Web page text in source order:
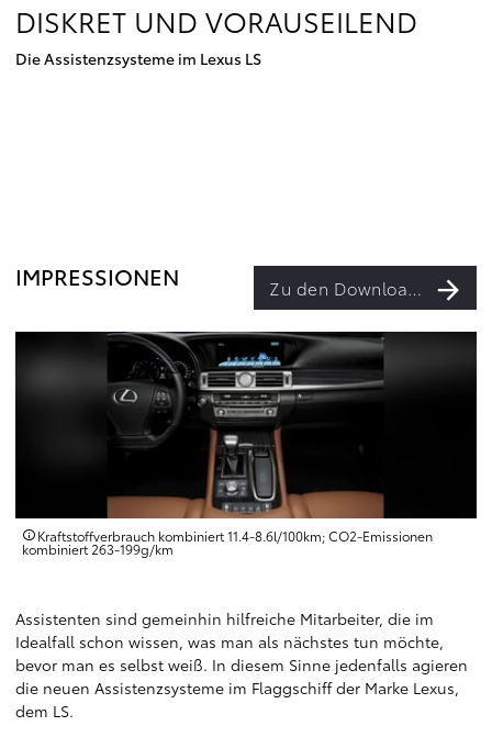
DISKRET UND VORAUSEILEND
Die Assistenzsysteme im Lexus LS
IMPRESSIONEN Zu den Downloads
Kraftstoffverbrauch kombiniert 11.4‑8.6l/100km; CO2‑Emissionen
kombiniert 263‑199g/km
Assistenten sind gemeinhin hilfreiche Mitarbeiter, die im
Idealfall schon wissen, was man als nächstes tun möchte,
bevor man es selbst weiß. In diesem Sinne jedenfalls agieren
die neuen Assistenzsysteme im Flaggschiff der Marke Lexus,
dem LS.